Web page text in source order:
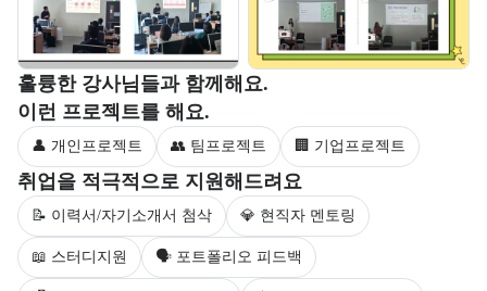
훌륭한 강사님들과 함께해요.
부트캠프 강사 정보를 목록으로 안내한다.
이런 프로젝트를 해요.
부트캠프 과정에서 진행하는 프로젝트 유형을 안내한다.
👤 개인프로젝트 👥 팀프로젝트 🏢 기업프로젝트
취업을 적극적으로 지원해드려요
부트캠프 수강생을 대상으로 제공되는 취업 지원 서비스를 안내한다.
📝 이력서/자기소개서 첨삭 💎 현직자 멘토링
📖 스터디지원 🗣 포트폴리오 피드백